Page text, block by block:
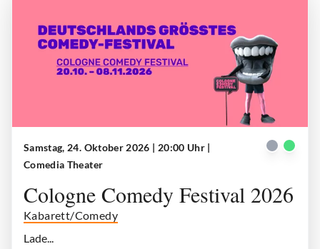
Samstag, 24. Oktober 2026 | 20:00 Uhr |
Comedia Theater
Cologne Comedy Festival 2026
Kabarett/Comedy
Lade...